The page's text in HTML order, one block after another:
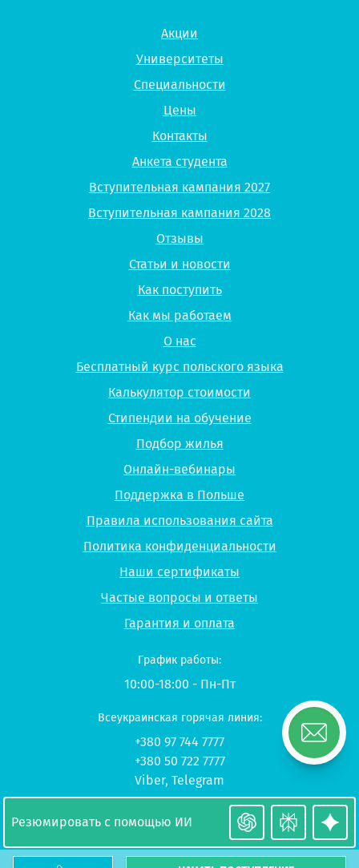
Акции
Университеты
Специальности
Цены
Контакты
Анкета студента
Вступительная кампания 2027
Вступительная кампания 2028
Отзывы
Статьи и новости
Как поступить
Как мы работаем
О нас
Бесплатный курс польского языка
Калькулятор стоимости
Стипендии на обучение
Подбор жилья
Онлайн-вебинары
Поддержка в Польше
Правила использования сайта
Политика конфиденциальности
Наши сертификаты
Частые вопросы и ответы
Гарантия и оплата
© 2026 UP-STUDY «Учеба в Польше»
График работы:
10:00-18:00 - Пн-Пт
Всеукраинская горячая линия:
+380 97 744 7777
+380 50 722 7777
Viber, Telegram
Резюмировать с помощью ИИ